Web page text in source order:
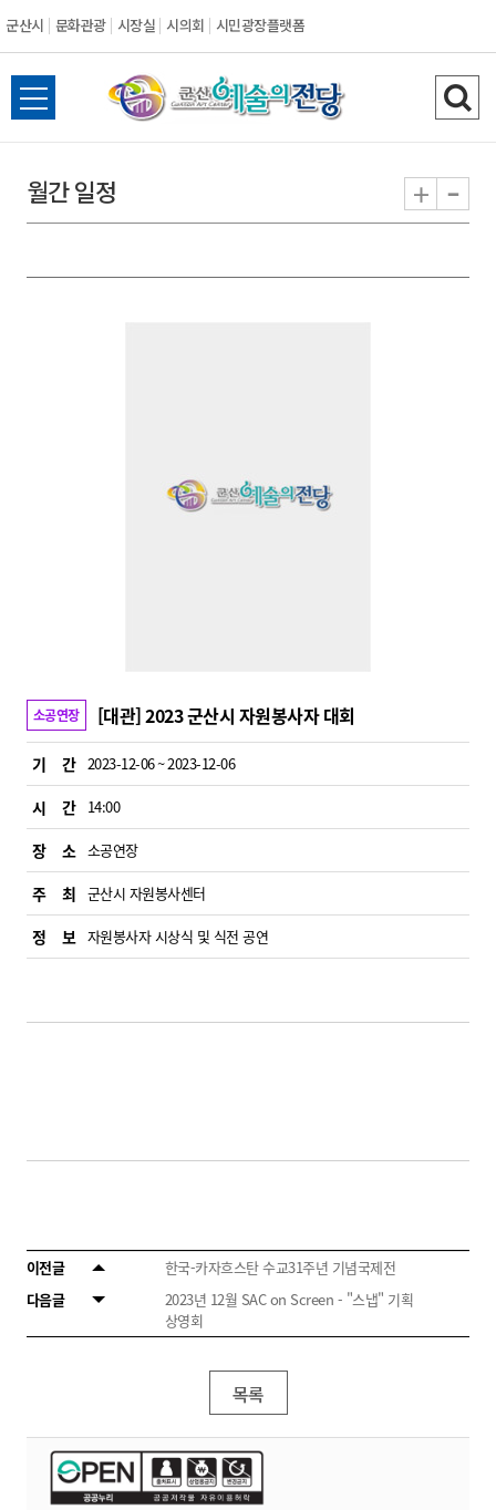
군산시 문화관광 시장실 시의회 시민광장플랫폼
군
산
전
체
뉴
열
검
색
기
월간 일정 + -
소공연장 [대관] 2023 군산시 자원봉사자 대회
기 간 2023-12-06 ~ 2023-12-06
시 간 14:00
장 소 소공연장
주 최 군산시 자원봉사센터
정 보 자원봉사자 시상식 및 식전 공연
이전글
한국-카자흐스탄 수교31주년 기념국제전
다음글
2023년 12월 SAC on Screen - "스냅" 기획
상영회
목록